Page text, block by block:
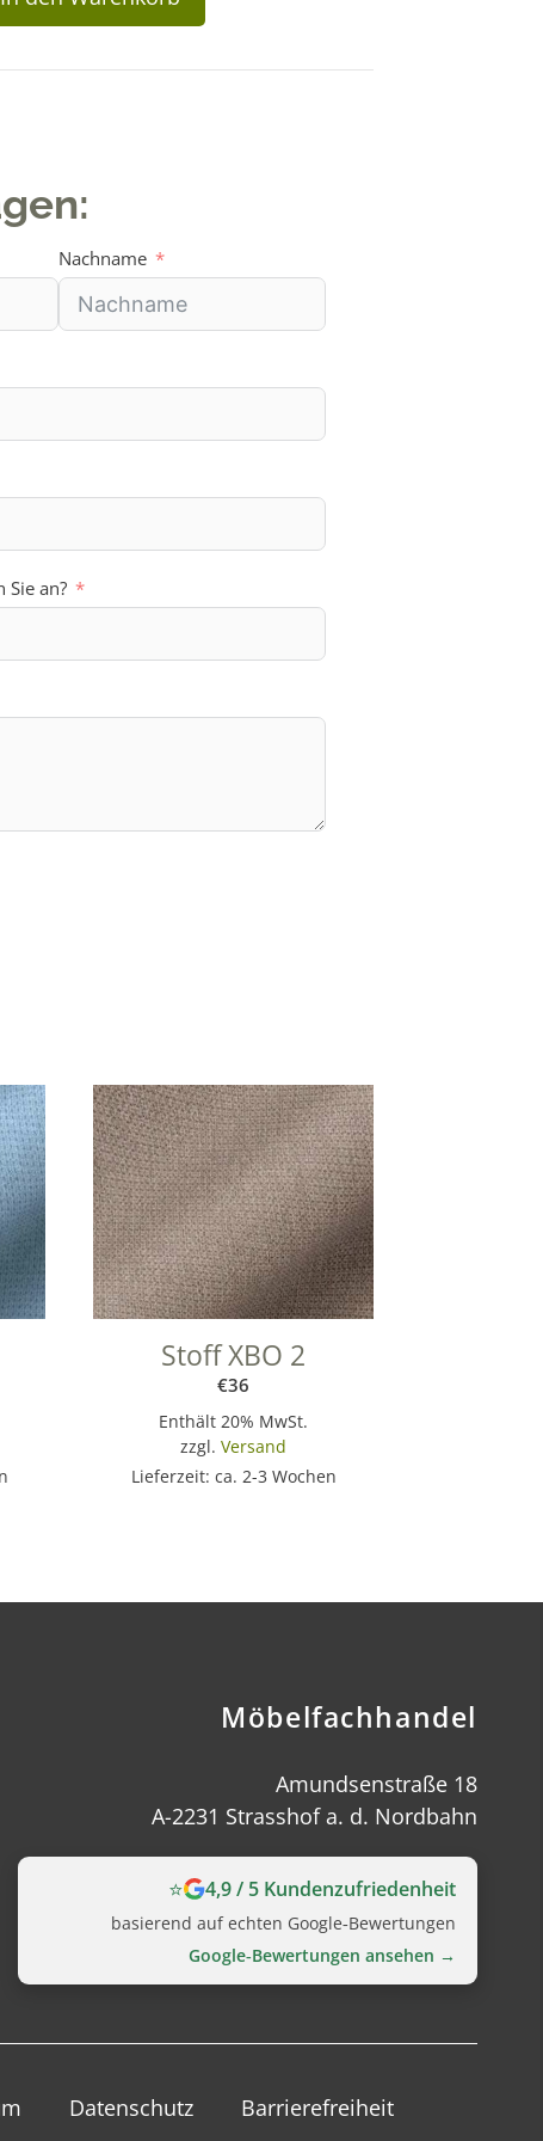
Nachname
Sie an?
Stoff XBO 2
€36
Enthält 20% MwSt.
zzgl. Versand
Lieferzeit: ca. 2-3 Wochen
Möbelfachhandel
Amundsenstraße 18
A-2231 Strasshof a. d. Nordbahn
⭐ 4,9 / 5 Kundenzufriedenheit
basierend auf echten Google‑Bewertungen
Google‑Bewertungen ansehen →
Datenschutz Barrierefreiheit